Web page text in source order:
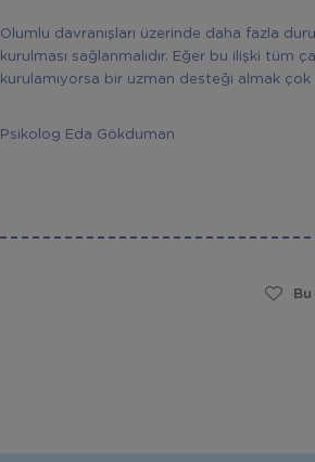
Olumlu davranışları üzerinde daha fazla
kurulması sağlanmalıdır. Eğer bu ilişki tüm
kurulamıyorsa bir uzman desteği almak çok
Psikolog Eda Gökduman